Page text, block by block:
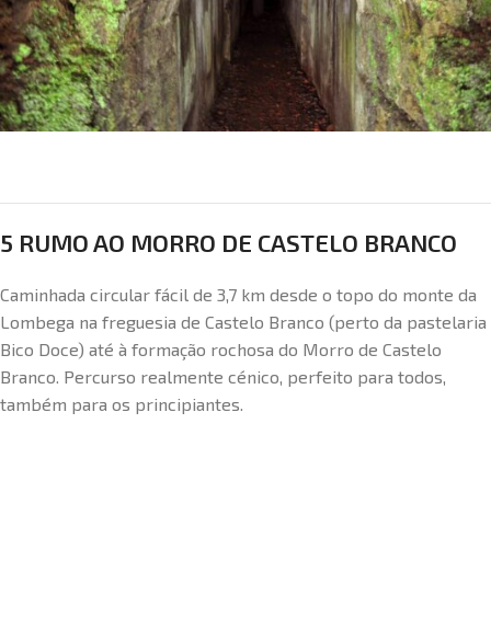
5 RUMO AO MORRO DE CASTELO BRANCO
Caminhada circular fácil de 3,7 km desde o topo do monte da
Lombega na freguesia de Castelo Branco (perto da pastelaria
Bico Doce) até à formação rochosa do Morro de Castelo
Branco. Percurso realmente cénico, perfeito para todos,
também para os principiantes.